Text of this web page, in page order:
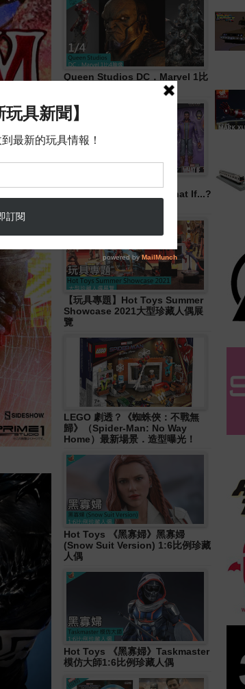
Queen Studios DC．Marvel 1比
Legends《Disney+ 》What If...?
【玩具專題】Hot Toys Summer
Showcase 2021大型珍藏人偶展
覽
LEGO 劇透？《蜘蛛俠：不戰無
歸》（Spider-Man: No Way
Home）最新場景．造型曝光！
Hot Toys 《黑寡婦》黑寡婦
(Snow Suit Version) 1:6比例珍藏
人偶
Hot Toys 《黑寡婦》Taskmaster
模仿大師1:6比例珍藏人偶